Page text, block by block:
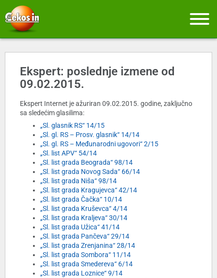
Ekspert: poslednje izmene od
09.02.2015.
Ekspert Internet je ažuriran 09.02.2015. godine, zaključno
sa sledećim glasilima:
„Sl. glasnik RS“ 14/15
„Sl. gl. RS – Prosv. glasnik“ 14/14
„Sl. gl. RS – Međunarodni ugovori“ 2/15
„Sl. list APV“ 54/14
„Sl. list grada Beograda“ 98/14
„Sl. list grada Novog Sada“ 66/14
„Sl. list grada Niša“ 98/14
„Sl. list grada Kragujevca“ 42/14
„Sl. list grada Čačka“ 10/14
„Sl. list grada Kruševca“ 4/14
„Sl. list grada Kraljeva“ 30/14
„Sl. list grada Užica“ 41/14
„Sl. list grada Pančeva“ 29/14
„Sl. list grada Zrenjanina“ 28/14
„Sl. list grada Sombora“ 11/14
„Sl. list grada Smedereva“ 6/14
„Sl. list grada Loznice“ 9/14